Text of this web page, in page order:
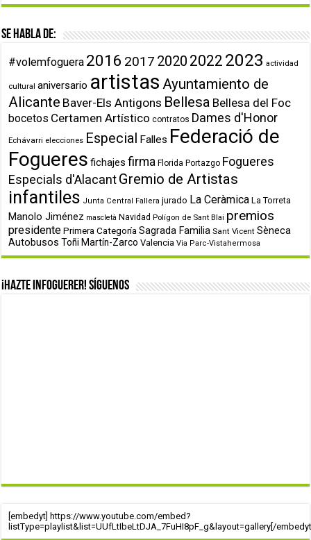
Se habla de:
#volemfoguera 2016 2017 2020 2022 2023 actividad
cultural aniversario artistas Ayuntamiento de
Alicante Baver-Els Antigons Bellesa Bellesa del Foc
bocetos Certamen Artístico contratos Dames d'Honor
Echávarri elecciones Especial Falles Federació de
Fogueres fichajes firma Florida Portazgo Fogueres
Especials d'AlacantGremio de Artistas
infantiles Junta Central Fallera jurado La Ceràmica La Torreta
Manolo Jiménez mascletà Navidad Polígon de Sant Blai premios
presidente Primera Categoría Sagrada Familia Sant Vicent Sèneca
Autobusos Toñi Martín-Zarco Valencia Via Parc-Vistahermosa
¡Hazte infoguerer! Síguenos
[embedyt] https://www.youtube.com/embed?
listType=playlist&list=UUfLtIbeLtDJA_7FuHI8pF_g&layout=gallery[/